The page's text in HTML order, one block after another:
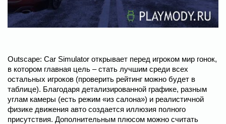
Outscape: Car Simulator открывает перед игроком мир гонок,
в котором главная цель – стать лучшим среди всех
остальных игроков (проверить рейтинг можно будет в
таблице). Благодаря детализированной графике, разным
углам камеры (есть режим «из салона») и реалистичной
физике движения авто создается иллюзия полного
присутствия. Дополнительным плюсом можно считать